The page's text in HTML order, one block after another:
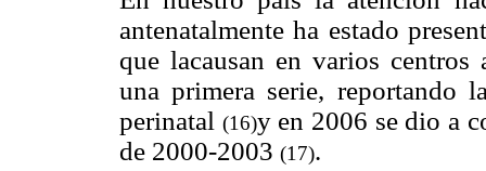
antenatalmente ha estado
que lacausan en varios centros
una primera serie, reportando
perinatal (16)y en 2006 se dio a
de 2000-2003 (17).